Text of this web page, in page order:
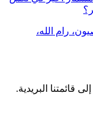
رام الله،
قائمتنا البريدية.